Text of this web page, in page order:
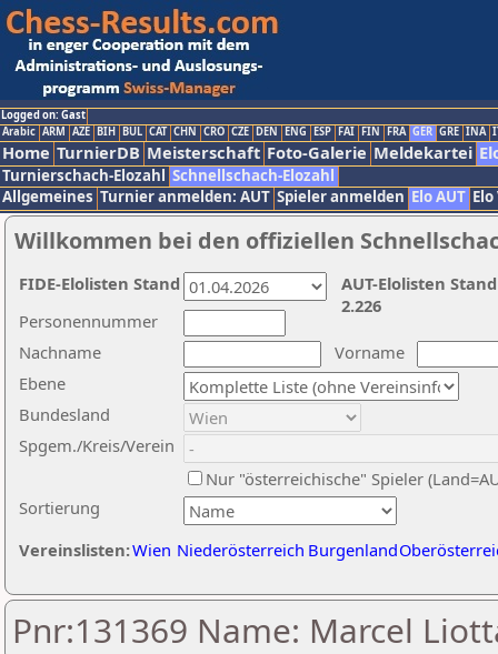
Logged on: Gast
Arabic ARM AZE BIH BUL CAT CHN CRO CZE DEN ENG ESP FAI FIN FRA GER GRE INA
Home TurnierDB Meisterschaft Foto-Galerie Meldekartei
Turnierschach-Elozahl Schnellschach-Elozahl
Allgemeines Turnier anmelden: AUT Spieler anmelden Elo AUT
Willkommen bei den offiziellen
Nachname
Vorname
Ebene
Sortierung
Personennummer
Bundesland
Spgem./Kreis/Verein
Nur "österreichische" Spieler
Vereinslisten:Wien Niederösterreich Burgenland
AUT-Elolisten
2.226
FIDE-Elolisten Stand
Pnr:131369 Name: Marcel